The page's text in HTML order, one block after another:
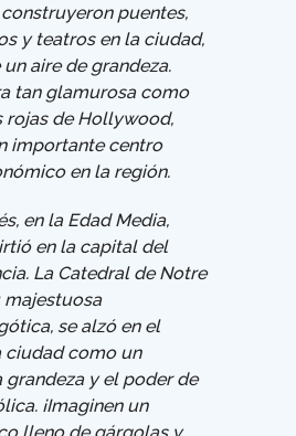
puentes,
y teatros en la ciudad,
aire de grandeza.
tan glamurosa como
rojas de Hollywood,
importante centro
en la región.
en la Edad Media,
en la capital del
La Catedral de Notre
majestuosa
se alzó en el
ciudad como un
y el poder de
¡Imaginen un